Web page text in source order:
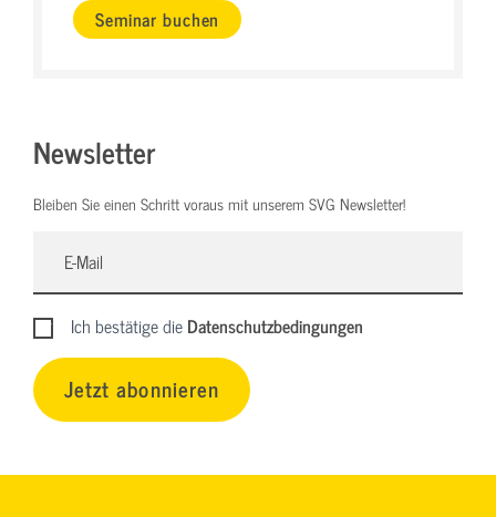
Seminar buchen
Newsletter
Bleiben Sie einen Schritt voraus mit unserem SVG Newsletter!
Ich bestätige dieDatenschutzbedingungen
Jetzt abonnieren